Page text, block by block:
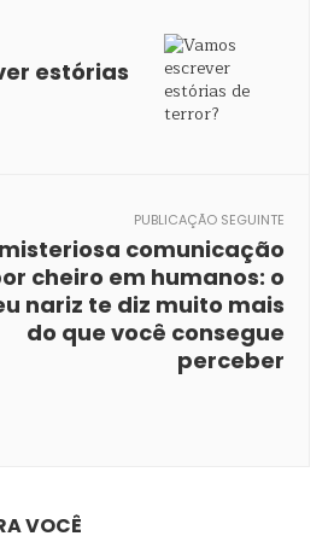
estórias
PUBLICAÇÃO SEGUINTE
comunicação
cheiro em humanos: o
nariz te diz muito mais
do que você consegue
perceber
VOCÊ